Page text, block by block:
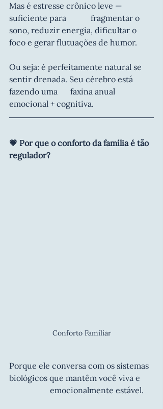
Mas é estresse crônico leve —
suficiente para 		fragmentar o
sono, reduzir energia, dificultar o
foco e gerar flutuações de humor.
Ou seja: é perfeitamente natural se
sentir drenada. Seu cérebro está
fazendo uma 	faxina anual
emocional + cognitiva.
💗 Por que o conforto da família é tão
regulador?
Conforto Familiar
Porque ele conversa com os sistemas
biológicos que mantêm você viva e
		emocionalmente estável.